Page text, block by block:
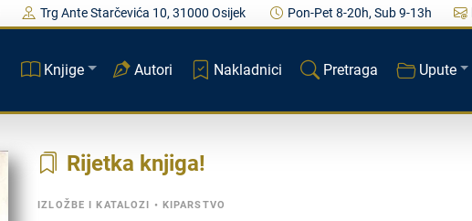
Trg Ante Starčevića 10, 31000 Osijek Pon-Pet 8-20h, Sub 9-13h
Knjige Autori Nakladnici Pretraga Upute
Rijetka knjiga
IZLOŽBE I KATALOZI • KIPARSTVO